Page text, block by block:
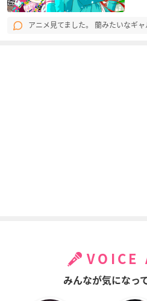
アニメ見てました。 蘭みたいなギャ
VOICE
みんなが気になっ